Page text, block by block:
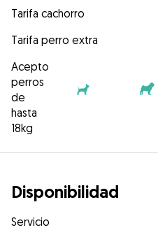
Tarifa cachorro
Tarifa perro extra
Acepto
perros
de
hasta
18kg
Disponibilidad
Servicio